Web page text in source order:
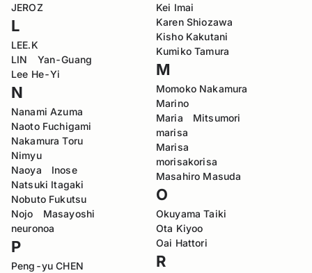
JEROZ
L
LEE.K
LIN Yan-Guang
Lee He-Yi
N
Nanami Azuma
Naoto Fuchigami
Nakamura Toru
Nimyu
Naoya Inose
Natsuki Itagaki
Nobuto Fukutsu
Nojo Masayoshi
neuronoa
P
Peng-yu CHEN
Kei Imai
Karen Shiozawa
Kisho Kakutani
Kumiko Tamura
M
Momoko Nakamura
Marino
Maria Mitsumori
marisa
Marisa
morisakorisa
Masahiro Masuda
O
Okuyama Taiki
Ota Kiyoo
Oai Hattori
R